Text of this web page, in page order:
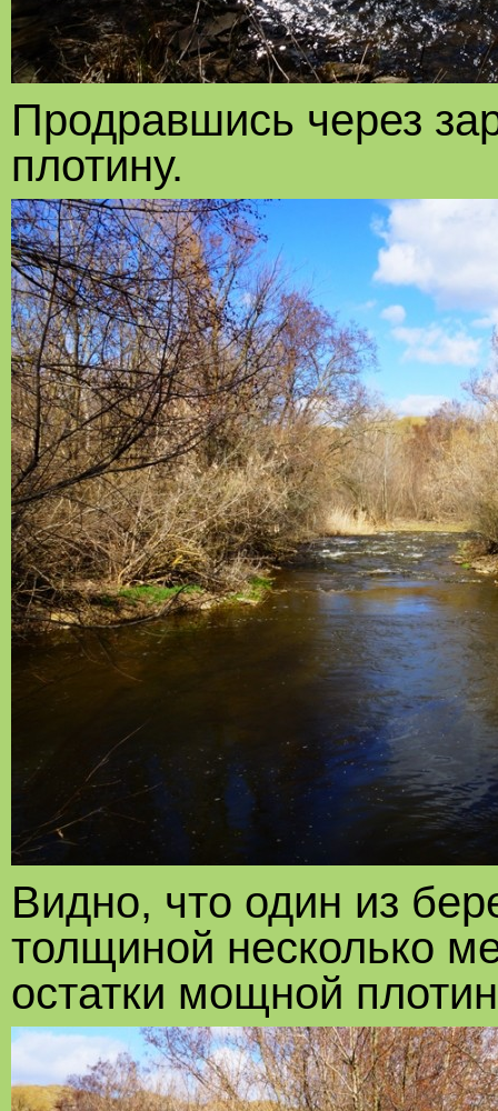
Продравшись через
плотину.
Видно, что один из
толщиной несколько
остатки мощной